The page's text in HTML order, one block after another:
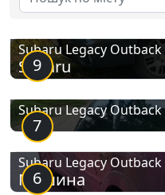
9
Subaru Legacy Outback
Subaru
7
Subaru Legacy Outback
6
Subaru Legacy Outback
Машина